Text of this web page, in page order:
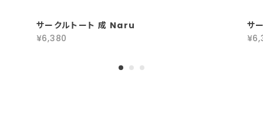
サークルトート 成 Naru
¥6,380
サ